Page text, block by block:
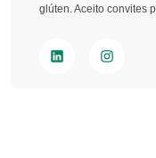
glúten. Aceito convites